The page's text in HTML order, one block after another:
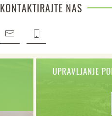
KONTAKTIRAJTE NAS
UPRAVLJANJE